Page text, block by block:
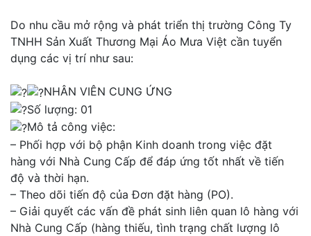
Do nhu cầu mở rộng và phát triển thị trường Công Ty
TNHH Sản Xuất Thương Mại Áo Mưa Việt cần tuyển
dụng các vị trí như sau:
NHÂN VIÊN CUNG ỨNG
Số lượng: 01
Mô tả công việc:
– Phối hợp với bộ phận Kinh doanh trong việc đặt
hàng với Nhà Cung Cấp để đáp ứng tốt nhất về tiến
độ và thời hạn.
– Theo dõi tiến độ của Đơn đặt hàng (PO).
– Giải quyết các vấn đề phát sinh liên quan lô hàng với
Nhà Cung Cấp (hàng thiếu, tình trạng chất lượng lô